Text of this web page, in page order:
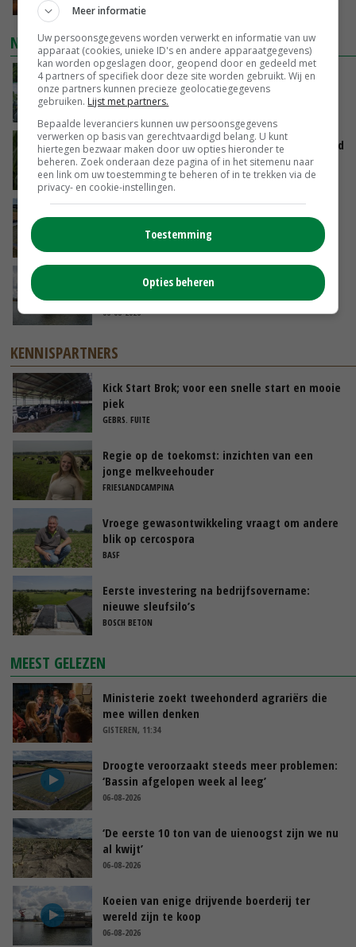
NIEUWSTE VIDEO'S
Oekraïne-vlogger Kees Huizinga: ‘Bezoek van
de ambassade mag zelf groente plukken’
GISTEREN, 12:00
Limburgse mais van Frijns doet het verrassend
goed
GISTEREN, 10:00
‘Bassin afgelopen week al leeg’
Koeien van enige drijvende boerderij ter
06-08-2026
KENNISPARTNERS
Kick Start Brok; voor een snelle start en mooie
piek
GEBRS. FUITE
Regie op de toekomst: inzichten van een
jonge melkveehouder
FRIESLANDCAMPINA
Vroege gewasontwikkeling vraagt om andere
blik op cercospora
BASF
Eerste investering na bedrijfsovername:
nieuwe sleufsilo’s
BOSCH BETON
MEEST GELEZEN
Ministerie zoekt tweehonderd agrariërs die
mee willen denken
GISTEREN, 11:34
Droogte veroorzaakt steeds meer problemen:
‘Bassin afgelopen week al leeg’
06-08-2026
‘De eerste 10 ton van de uienoogst zijn we nu
al kwijt’
06-08-2026
Koeien van enige drijvende boerderij ter
wereld zijn te koop
06-08-2026
Meer informatie
Uw persoonsgegevens worden verwerkt en informatie van uw
apparaat (cookies, unieke ID's en andere apparaatgegevens)
kan worden opgeslagen door, geopend door en gedeeld met
4 partners of specifiek door deze site worden gebruikt. Wij en
onze partners kunnen precieze geolocatiegegevens
gebruiken. Lijst met partners.
Bepaalde leveranciers kunnen uw persoonsgegevens
verwerken op basis van gerechtvaardigd belang. U kunt
hiertegen bezwaar maken door uw opties hieronder te
beheren. Zoek onderaan deze pagina of in het sitemenu naar
een link om uw toestemming te beheren of in te trekken via de
privacy- en cookie-instellingen.
Toestemming
Opties beheren